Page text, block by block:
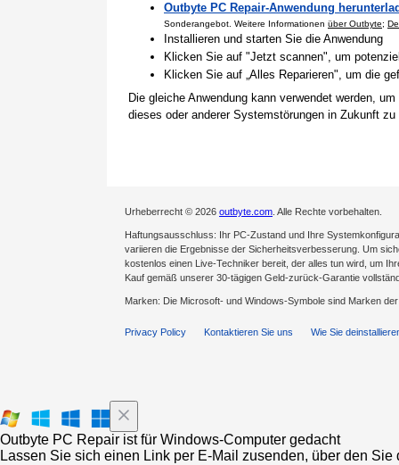
Outbyte PC Repair-Anwendung
Sonderangebot. Weitere Informationen über Outbyte;
Installieren und starten Sie die Anwendung
Klicken Sie auf "Jetzt scannen", um
Klicken Sie auf „Alles Reparieren", um die
Die gleiche Anwendung kann verwendet werden,
dieses oder anderer Systemstörungen in Zukunft zu
Urheberrecht © 2026 outbyte.com . Alle Rechte vorbehalten.
Haftungsausschluss: Ihr PC-Zustand und Ihre
variieren die Ergebnisse der Sicherheitsverbesserung. Um
kostenlos einen Live-Techniker bereit, der alles tun wird, um
Kauf gemäß unserer 30-tägigen Geld-zurück-Garantie
Marken: Die Microsoft- und Windows-Symbole sind Marken
Privacy Policy Kontaktieren Sie uns Wie Sie
Outbyte PC Repair ist für Windows-Computer gedacht
Lassen Sie sich einen Link per E-Mail zusenden, über den